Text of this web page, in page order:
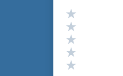
Valutazione